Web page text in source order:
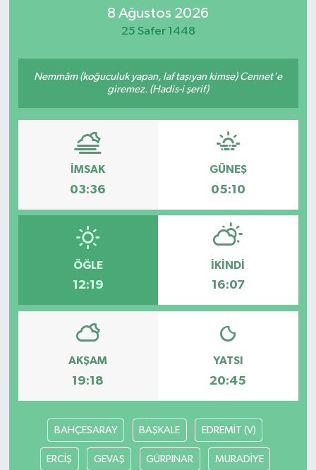
8 Ağustos 2026
25 Safer 1448
Nemmâm (koğuculuk yapan, laf taşıyan kimse) Cennet'e
giremez. (Hadis-i şerif)
İMSAK
03:36
GÜNEŞ
05:10
ÖĞLE
12:19
İKINDI
16:07
AKŞAM
19:18
YATSI
20:45
BAHÇESARAY BAŞKALE EDREMİT (V)
ERCİŞ GEVAŞ GÜRPINAR MURADİYE
Teknoloji
TRABZONSPOR
Yaşam